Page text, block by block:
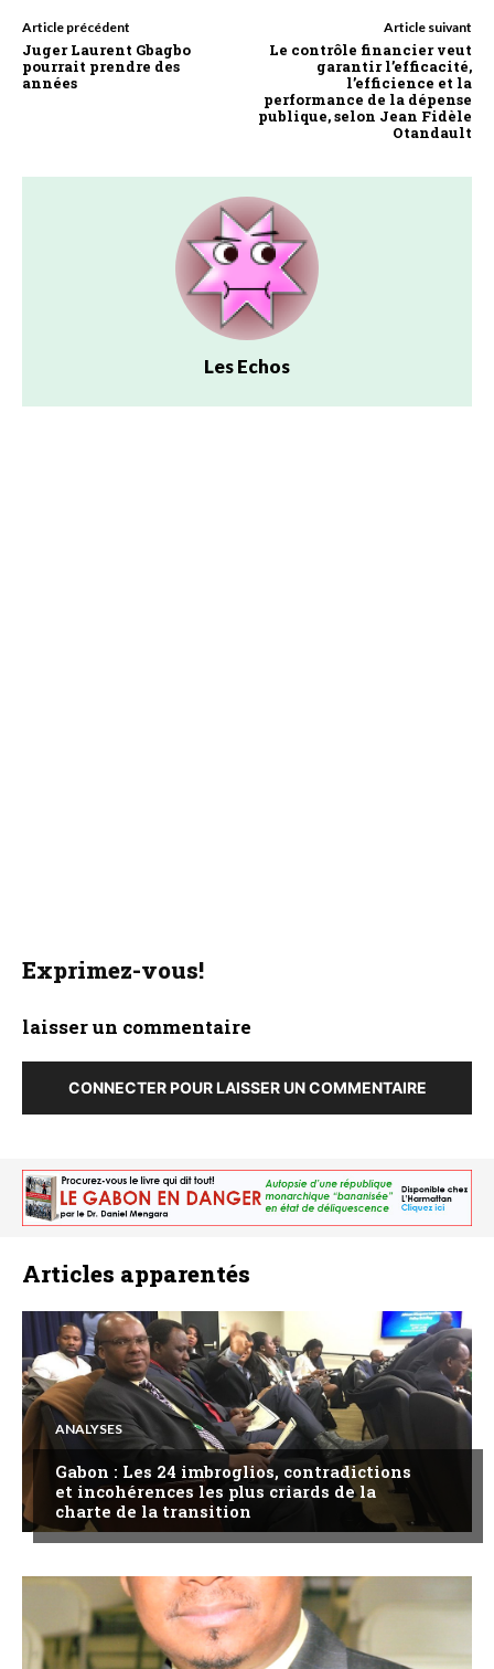
Article précédent
Juger Laurent Gbagbo
pourrait prendre des
années
Article suivant
Le contrôle financier veut
garantir l’efficacité,
l’efficience et la
performance de la dépense
publique, selon Jean Fidèle
Otandault
Les Echos
Exprimez-vous!
laisser un commentaire
CONNECTER POUR LAISSER UN COMMENTAIRE
Articles apparentés
ANALYSES
Gabon : Les 24 imbroglios, contradictions
et incohérences les plus criards de la
charte de la transition